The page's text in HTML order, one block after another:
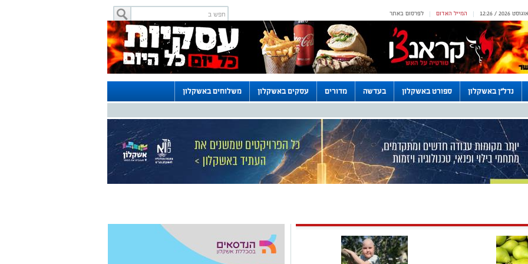
לפרסום באתר | המייל האדום |
נדל"ן באשקלון ספורט באשקלון בעדשה מדורים עסקים באשקלון משלוחים באשקלון